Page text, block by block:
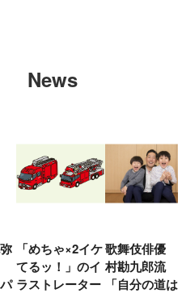
News
「めちゃ×2イケ
てるッ！」のイ
ラストレーター
歌舞伎俳優 中
村勘九郎流
「自分の道は自